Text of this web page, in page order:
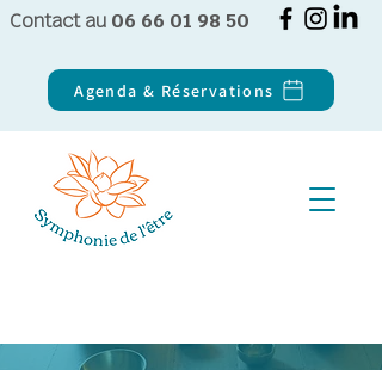
Contact au 06 66 01 98 50
Agenda & Réservations